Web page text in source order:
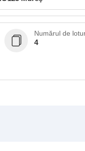
Numărul de
4